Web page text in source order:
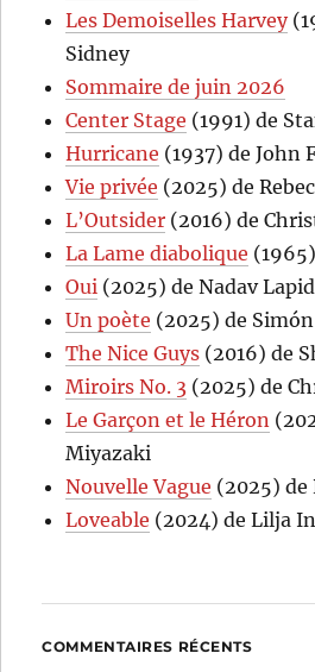
Les Demoiselles Harvey
Sidney
Sommaire de juin 2026
Center Stage (1991) de
Hurricane (1937) de John
Vie privée (2025) de
L’Outsider (2016) de
La Lame diabolique
Oui (2025) de Nadav Lapid
Un poète (2025) de
The Nice Guys (2016) de
Miroirs No. 3 (2025) de
Le Garçon et le Héron
Miyazaki
Nouvelle Vague (2025)
Loveable (2024) de Lilja
COMMENTAIRES RÉCENTS